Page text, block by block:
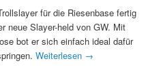
für die Riesenbase fertig
neue Slayer-held von GW. Mit
bot er sich einfach ideal dafür
Weiterlesen →